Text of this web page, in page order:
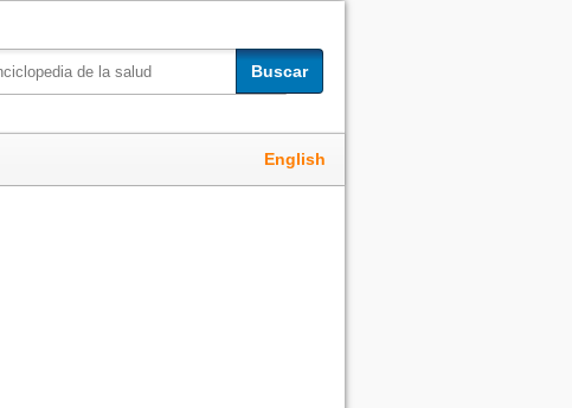
Buscar
English